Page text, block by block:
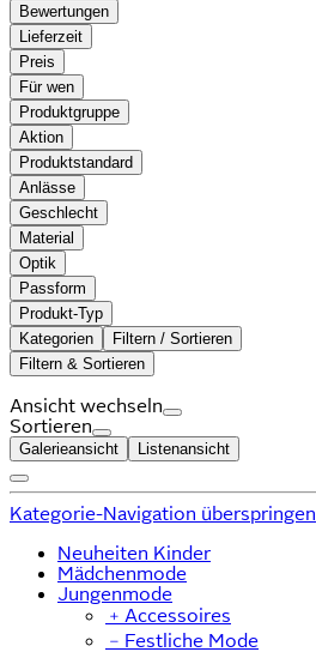
Bewertungen
Lieferzeit
Preis
Für wen
Produktgruppe
Aktion
Produktstandard
Anlässe
Geschlecht
Material
Optik
Passform
Produkt-Typ
Kategorien
Filtern / Sortieren
Filtern & Sortieren
Ansicht wechseln
Sortieren
Galerieansicht Listenansicht
Kategorie-Navigation überspringen
Neuheiten Kinder
Mädchenmode
Jungenmode
﹢ Accessoires
﹣ Festliche Mode